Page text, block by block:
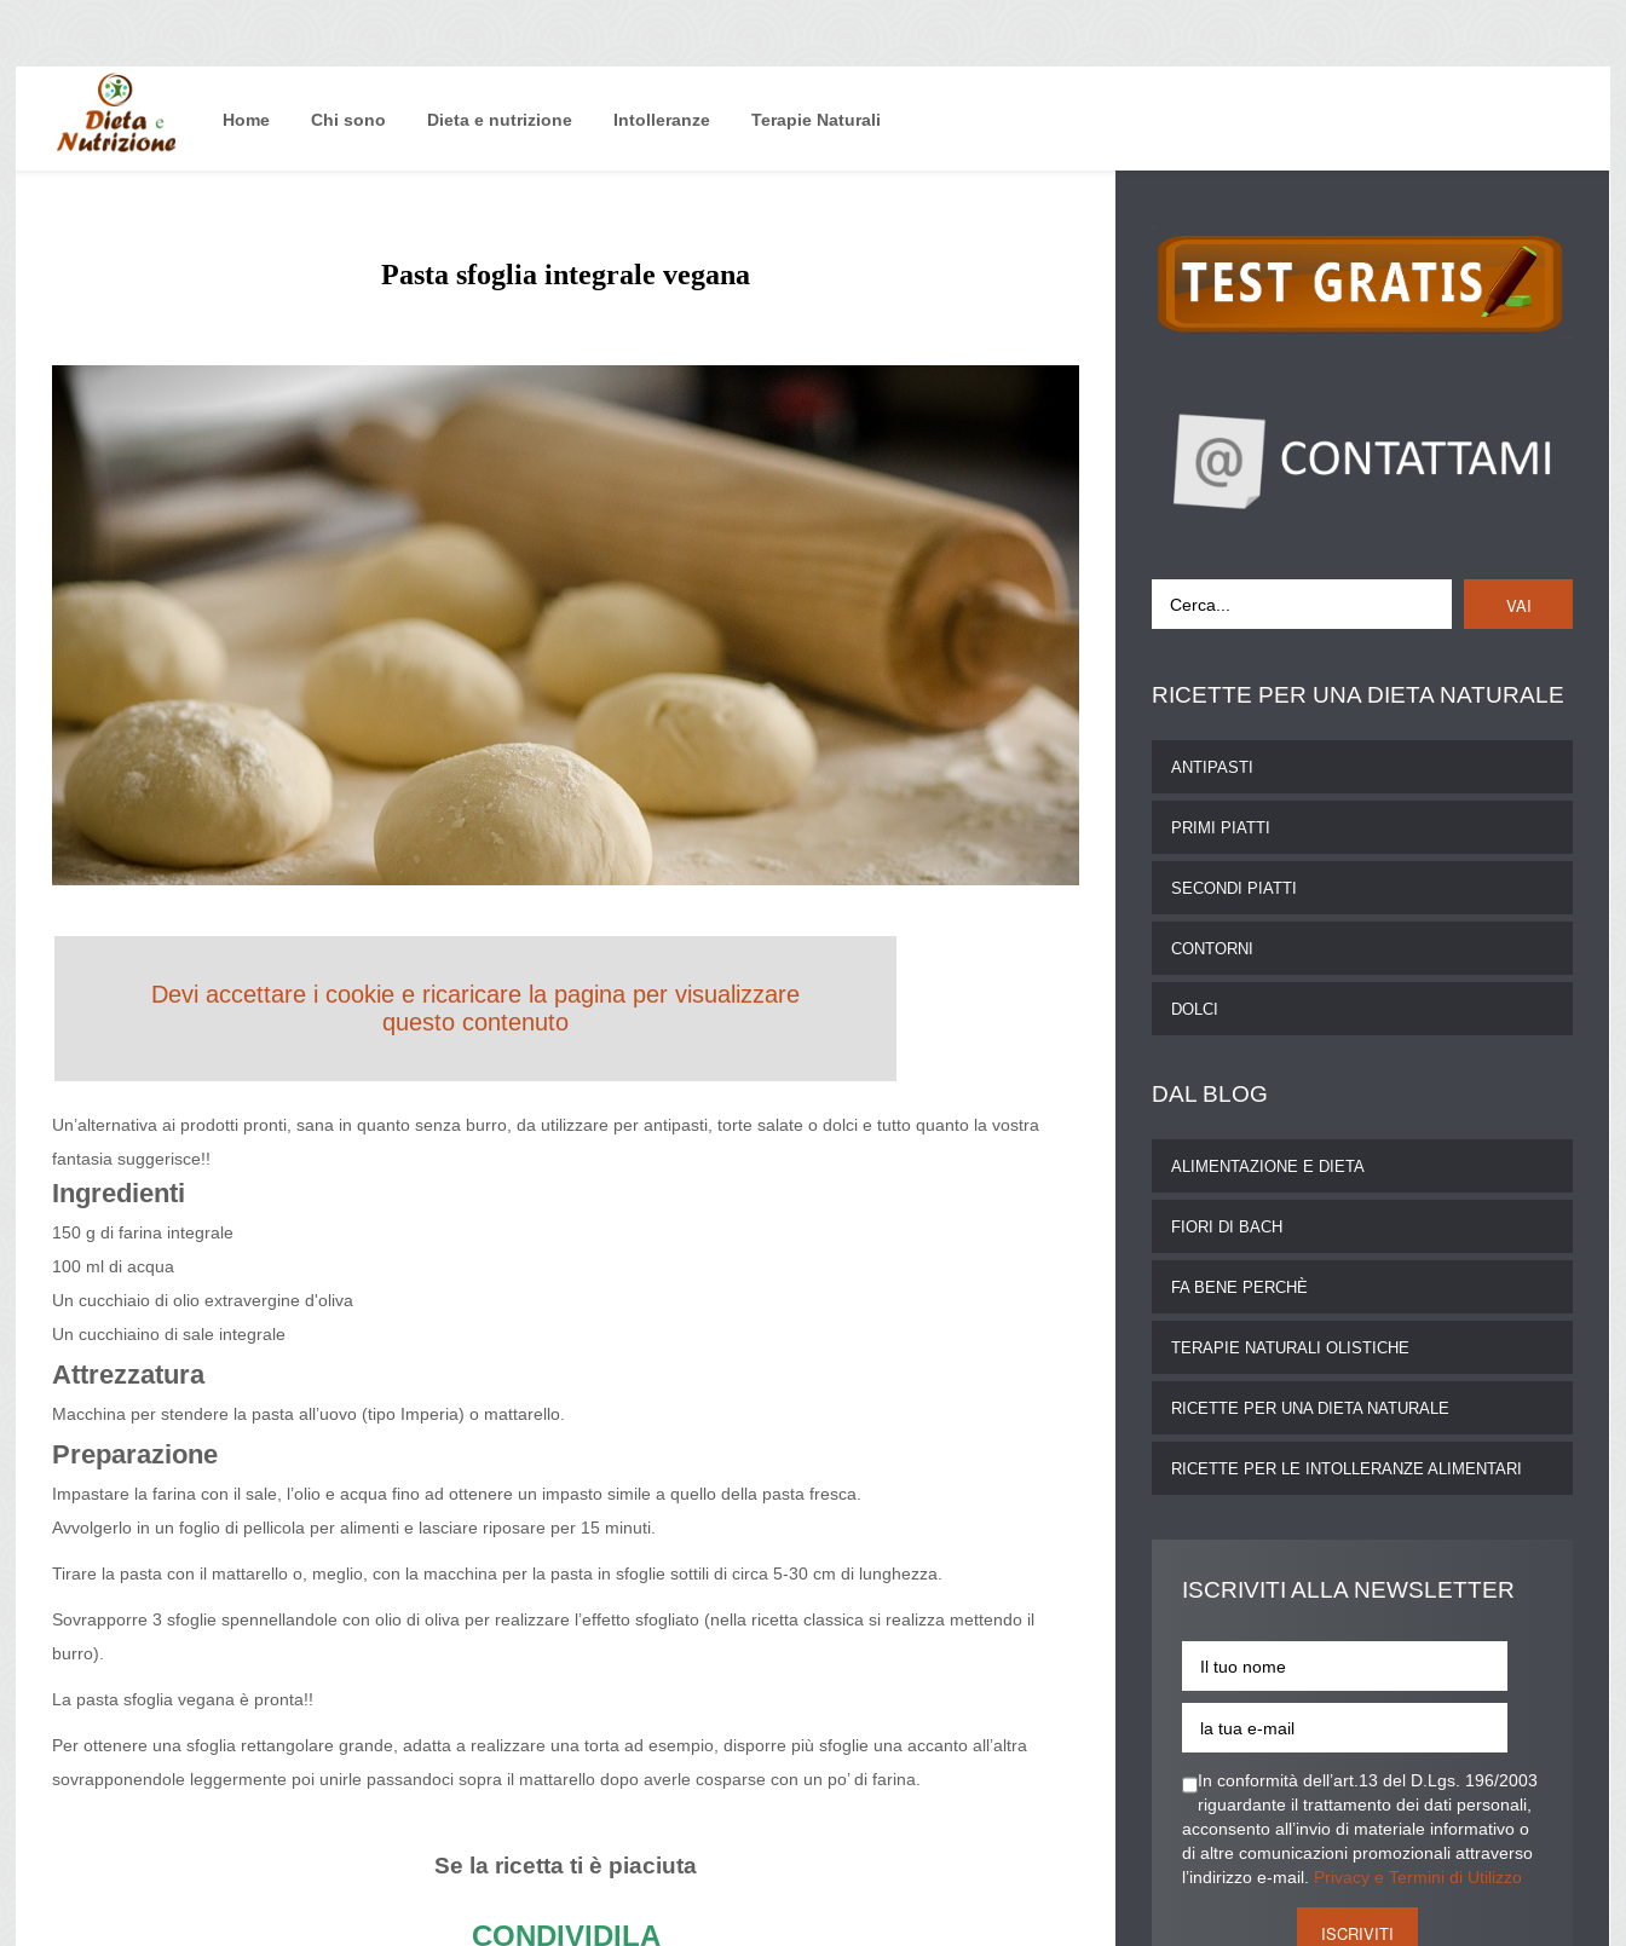
Home Chi sono Dieta e nutrizione Intolleranze Terapie Naturali
Pasta sfoglia integrale vegana
Devi accettare i cookie e ricaricare la pagina per visualizzare
questo contenuto
Un’alternativa ai prodotti pronti, sana in quanto senza burro, da utilizzare per antipasti, torte salate o dolci e tutto quanto la vostra
fantasia suggerisce!!
Ingredienti
150 g di farina integrale
100 ml di acqua
Un cucchiaio di olio extravergine d'oliva
Un cucchiaino di sale integrale
Attrezzatura
Macchina per stendere la pasta all’uovo (tipo Imperia) o mattarello.
Preparazione
Impastare la farina con il sale, l’olio e acqua fino ad ottenere un impasto simile a quello della pasta fresca.
Avvolgerlo in un foglio di pellicola per alimenti e lasciare riposare per 15 minuti.
Tirare la pasta con il mattarello o, meglio, con la macchina per la pasta in sfoglie sottili di circa 5-30 cm di lunghezza.
Sovrapporre 3 sfoglie spennellandole con olio di oliva per realizzare l’effetto sfogliato (nella ricetta classica si realizza mettendo il
burro).
La pasta sfoglia vegana è pronta!!
Per ottenere una sfoglia rettangolare grande, adatta a realizzare una torta ad esempio, disporre più sfoglie una accanto all’altra
sovrapponendole leggermente poi unirle passandoci sopra il mattarello dopo averle cosparse con un po’ di farina.
Se la ricetta ti è piaciuta
CONDIVIDILA
VAI
RICETTE PER UNA DIETA NATURALE
ANTIPASTI
PRIMI PIATTI
SECONDI PIATTI
CONTORNI
DOLCI
DAL BLOG
ALIMENTAZIONE E DIETA
FIORI DI BACH
FA BENE PERCHÈ
TERAPIE NATURALI OLISTICHE
RICETTE PER UNA DIETA NATURALE
RICETTE PER LE INTOLLERANZE ALIMENTARI
ISCRIVITIALLA NEWSLETTER
In conformità dell’art.13 del D.Lgs. 196/2003
riguardante il trattamento dei dati personali,
acconsento all’invio di materiale informativo o
di altre comunicazioni promozionali attraverso
l’indirizzo e-mail. Privacy e Termini di Utilizzo